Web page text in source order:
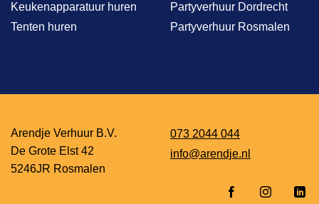
Keukenapparatuur huren
Tenten huren
Partyverhuur Dordrecht
Partyverhuur Rosmalen
Arendje Verhuur B.V.
De Grote Elst 42
5246JR Rosmalen
073 2044 044
info@arendje.nl